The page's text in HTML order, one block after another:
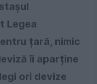
Legea
țară, nimic
îi aparține
ori devize